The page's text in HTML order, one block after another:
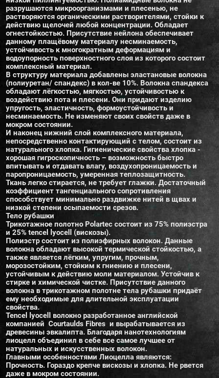
разрушаются микроорганизмами и плесенью, не
растворяются органическими растворителями, стойки к
действию щелочей любой концентрации. Обладает
огнестойкостью. Присутствие нейлона обеспечивает
данному плащёвому материалу несминаемость,
устойчивость к многократным деформациям и
водоупорность поверхностного слоя из которого состоит
комплексный материал.
В структуру материала добавлены эластановые волокна
(полиуретан/ спандекс) в кол-ве 10%. Волокна спандекса
обладают лёгкостью, мягкостью, устойчивостью к
воздействию пота и плесени. Они придают изделию
упругость, эластичность, формоустойчивость и
несминаемость. Не изменяют своих свойств даже в
мокром состоянии.
И наконец нижний слой комплексного материала,
непосредственно контактирующий с телом, состоит из
натурального хлопка. Гигиенические свойства хлопка -
хорошая гигроскопичность – возможность быстро
впитывать и отдавать влагу, воздухопроницаемость и
паропроницаемость, умеренная теплозащитность.
Ткань легко стирается, не требует глажки. Достаточный
коэффициент тангенциального сопротивления
способствует минимально раздвижке нитей в щвах и
низкой степени осыпаемости срезов.
Тело рубашки
Трикотажное полотно Polartec состоит из 75% полиэстра
и 25% tencel lyocell (вискозы).
Полиэстр состоит из полиэфирных волокон. Данные
волокна обладают высокой термической стойкостью, а
также является лёгким, упругим, прочным,
морозостойким, стойким к гниению и плесени,
устойчивым к действию моли материалом. Устойчив к
стирке и химической чистке. Присутствие данного
волокна в трикотажном полотне тела рубашки придаёт
ему необходимые для длительной эксплуатации
свойства.
Tencel lyocell волокно разработанное английской
компанией Courtaulds Fibres и вырабатывается из
древесины эвкалипта. Благодаря нанотехнологиям
лиоцелл объединил в себе все самое лучшее от
натуральных и искусственных волокон.
Главными особенностями Лиоцелла являются:
Прочность. Гораздо крепче вискозы и хлопка. Не рвется
даже в мокром состоянии.